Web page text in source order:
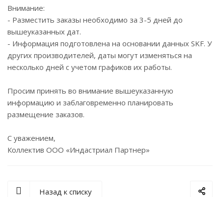
Внимание:
- Разместить заказы необходимо за 3-5 дней до
вышеуказанных дат.
- Информация подготовлена на основании данных SKF. У
других производителей, даты могут изменяться на
несколько дней с учетом графиков их работы.
Просим принять во внимание вышеуказанную
информацию и заблаговременно планировать
размещение заказов.
С уважением,
Коллектив ООО «Индастриал Партнер»
Назад к списку